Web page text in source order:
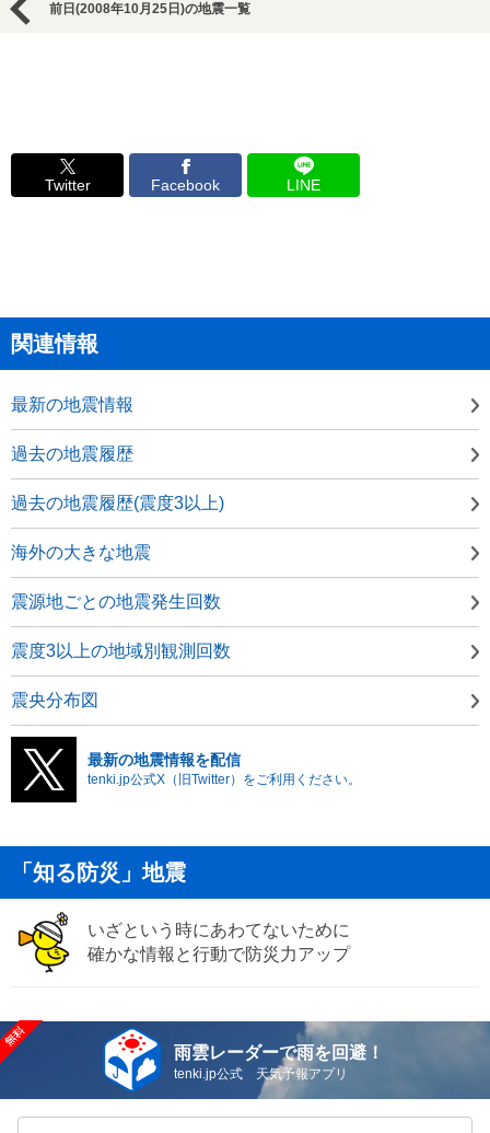
前日(2008年10月25日)の地震一覧
Twitter Facebook LINE
関連情報
最新の地震情報
過去の地震履歴
過去の地震履歴(震度3以上)
海外の大きな地震
震源地ごとの地震発生回数
震度3以上の地域別観測回数
震央分布図
最新の地震情報を配信
tenki.jp公式X（旧Twitter）をご利用ください。
「知る防災」地震
いざという時にあわてないために
確かな情報と行動で防災力アップ
雨雲レーダーで雨を回避！
tenki.jp公式 天気予報アプリ